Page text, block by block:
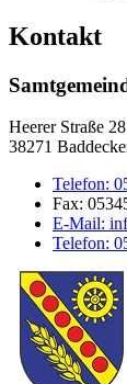
Kontakt
Heerer Straße 28
38271
Telefon:
Fax:
E-Mail:
Telefon: